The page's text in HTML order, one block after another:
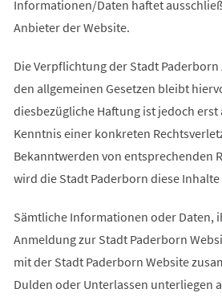
Informationen/Daten haftet
Anbieter der Website.
Die Verpflichtung der Stadt
den allgemeinen Gesetzen bleibt
diesbezügliche Haftung ist jedoch
Kenntnis einer konkreten
Bekanntwerden von entsprechenden
wird die Stadt Paderborn diese
Sämtliche Informationen oder Daten,
Anmeldung zur Stadt Paderborn
mit der Stadt Paderborn Website
Dulden oder Unterlassen unterliegen